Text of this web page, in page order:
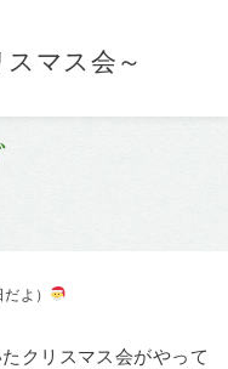
よ）
マス会～
クリスマス会がやって